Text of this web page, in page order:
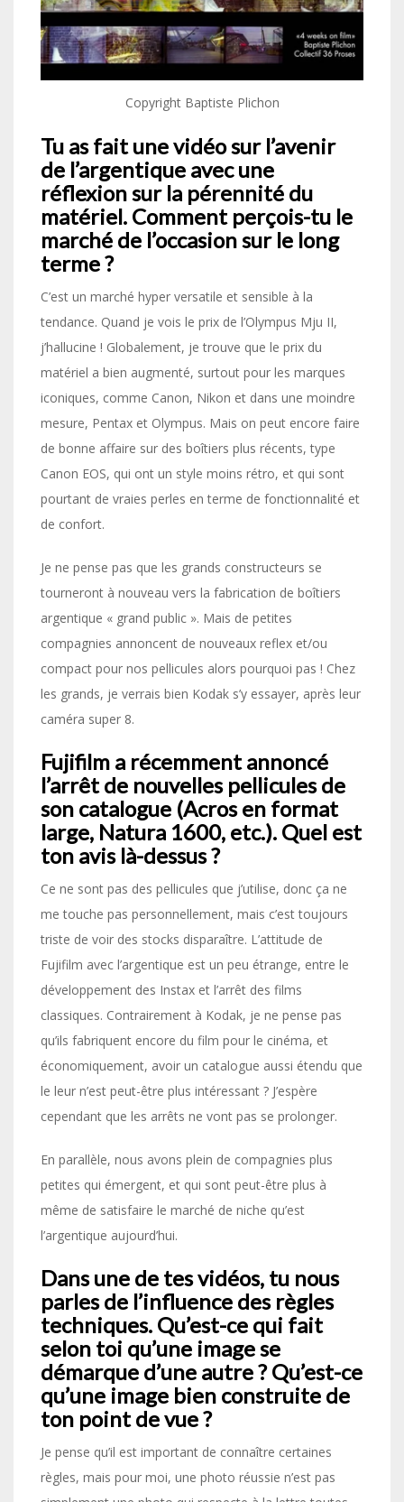
Copyright Baptiste Plichon
Tu as fait une vidéo sur l’avenir
de l’argentique avec une
réflexion sur la pérennité du
matériel. Comment perçois-tu le
marché de l’occasion sur le long
terme ?
C’est un marché hyper versatile et sensible à la
tendance. Quand je vois le prix de l’Olympus Mju II,
j’hallucine ! Globalement, je trouve que le prix du
matériel a bien augmenté, surtout pour les marques
iconiques, comme Canon, Nikon et dans une moindre
mesure, Pentax et Olympus. Mais on peut encore faire
de bonne affaire sur des boîtiers plus récents, type
Canon EOS, qui ont un style moins rétro, et qui sont
pourtant de vraies perles en terme de fonctionnalité et
de confort.
Je ne pense pas que les grands constructeurs se
tourneront à nouveau vers la fabrication de boîtiers
argentique « grand public ». Mais de petites
compagnies annoncent de nouveaux reflex et/ou
compact pour nos pellicules alors pourquoi pas ! Chez
les grands, je verrais bien Kodak s’y essayer, après leur
caméra super 8.
Fujifilm a récemment annoncé
l’arrêt de nouvelles pellicules de
son catalogue (Acros en format
large, Natura 1600, etc.). Quel est
ton avis là-dessus ?
Ce ne sont pas des pellicules que j’utilise, donc ça ne
me touche pas personnellement, mais c’est toujours
triste de voir des stocks disparaître. L’attitude de
Fujifilm avec l’argentique est un peu étrange, entre le
développement des Instax et l’arrêt des films
classiques. Contrairement à Kodak, je ne pense pas
qu’ils fabriquent encore du film pour le cinéma, et
économiquement, avoir un catalogue aussi étendu que
le leur n’est peut-être plus intéressant ? J’espère
cependant que les arrêts ne vont pas se prolonger.
En parallèle, nous avons plein de compagnies plus
petites qui émergent, et qui sont peut-être plus à
même de satisfaire le marché de niche qu’est
l’argentique aujourd’hui.
Dans une de tes vidéos, tu nous
parles de l’influence des règles
techniques. Qu’est-ce qui fait
selon toi qu’une image se
démarque d’une autre ? Qu’est-ce
qu’une image bien construite de
ton point de vue ?
Je pense qu’il est important de connaître certaines
règles, mais pour moi, une photo réussie n’est pas